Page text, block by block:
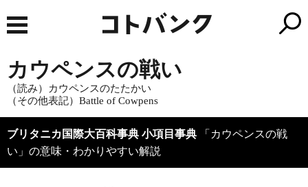
カウペンスの戦い
（読み）カウペンスのたたかい
（その他表記）Battle of Cowpens
ブリタニカ国際大百科事典 小項目事典 「カウペンスの戦
い」の意味・わかりやすい解説